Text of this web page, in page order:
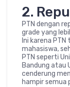
2.
PTN dengan
grade yang
Ini karena
mahasiswa,
PTN seperti
Bandung atau
cenderung
hampir semua